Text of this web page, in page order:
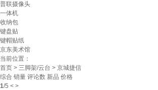
普联摄像头
一体机
收纳包
键盘贴
键帽贴纸
京东美术馆
当前位置：
首页 > 三脚架/云台 > 京城捷信
综合 销量 评论数 新品 价格
1/5 < >